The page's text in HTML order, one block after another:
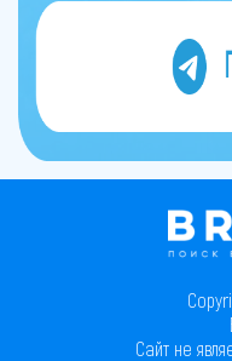
Сайт не